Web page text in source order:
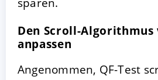
Den Scroll-Algorithmus
anpassen
Angenommen, QF-Test